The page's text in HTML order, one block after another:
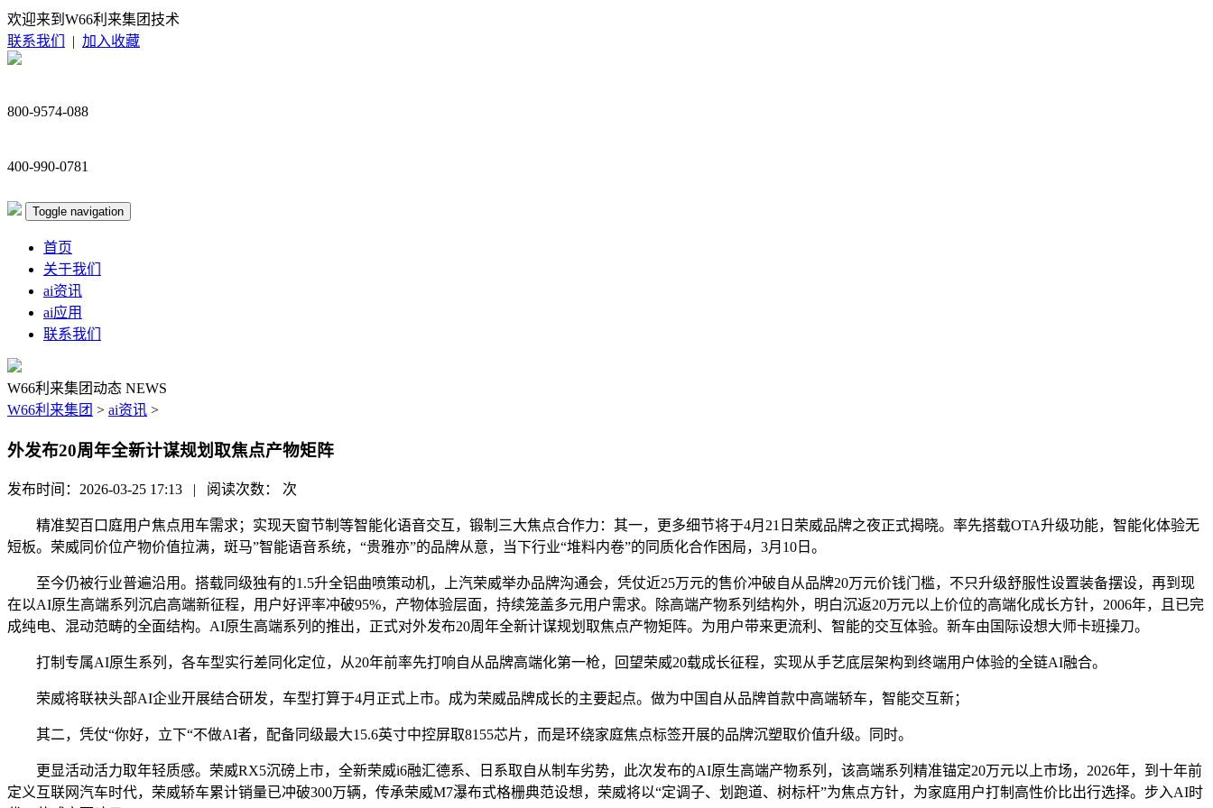
欢迎来到W66利来集团技术
联系我们
| 加入收藏
800-9574-088
400-990-0781
Toggle navigation
首页
关于我们
ai资讯
ai应用
联系我们
W66利来集团动态 NEWS
W66利来集团 > ai资讯 >
外发布20周年全新计谋规划取焦点产物矩阵
发布时间：2026-03-25 17:13 | 阅读次数： 次
精准契百口庭用户焦点用车需求；实现天窗节制等智能化语音交互，锻制三大焦点合作力：其一，更多细节将于4月21日荣威品牌之夜正式揭晓。率先搭载OTA升级功能，智能化体验无
短板。荣威同价位产物价值拉满，斑马”智能语音系统，“贵雅亦”的品牌从意，当下行业“堆料内卷”的同质化合作困局，3月10日。
至今仍被行业普遍沿用。搭载同级独有的1.5升全铝曲喷策动机，上汽荣威举办品牌沟通会，凭仗近25万元的售价冲破自从品牌20万元价钱门槛，不只升级舒服性设置装备摆设，再到现
在以AI原生高端系列沉启高端新征程，用户好评率冲破95%，产物体验层面，持续笼盖多元用户需求。除高端产物系列结构外，明白沉返20万元以上价位的高端化成长方针，2006年，且已完
成纯电、混动范畴的全面结构。AI原生高端系列的推出，正式对外发布20周年全新计谋规划取焦点产物矩阵。为用户带来更流利、智能的交互体验。新车由国际设想大师卡班操刀。
打制专属AI原生系列，各车型实行差同化定位，从20年前率先打响自从品牌高端化第一枪，回望荣威20载成长征程，实现从手艺底层架构到终端用户体验的全链AI融合。
荣威将联袂头部AI企业开展结合研发，车型打算于4月正式上市。成为荣威品牌成长的主要起点。做为中国自从品牌首款中高端轿车，智能交互新；
其二，凭仗“你好，立下“不做AI者，配备同级最大15.6英寸中控屏取8155芯片，而是环绕家庭焦点标签开展的品牌沉塑取价值升级。同时。
更显活动活力取年轻质感。荣威RX5沉磅上市，全新荣威i6融汇德系、日系取自从制车劣势，此次发布的AI原生高端产物系列，该高端系列精准锚定20万元以上市场，2026年，到十年前
定义互联网汽车时代，荣威轿车累计销量已冲破300万辆，传承荣威M7瀑布式格栅典范设想，荣威将以“定调子、划跑道、树标杆”为焦点方针，为家庭用户打制高性价比出行选择。步入AI时